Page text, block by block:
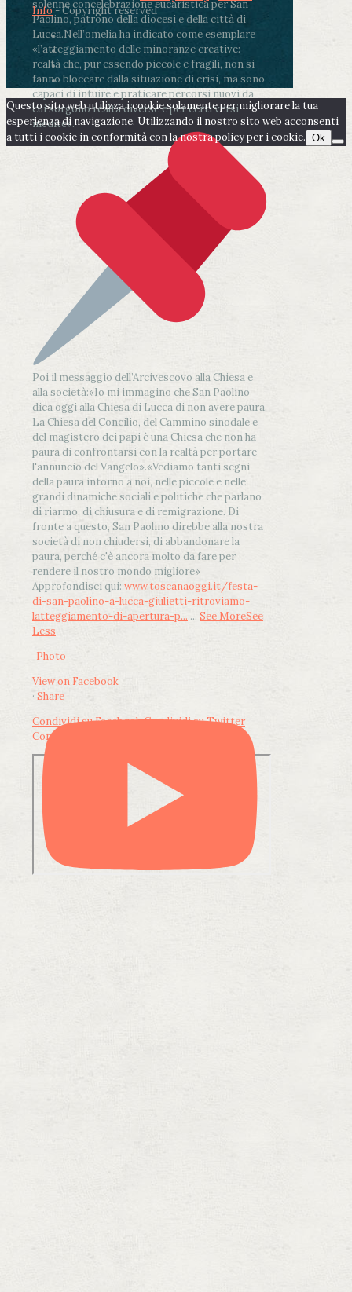
solenne concelebrazione eucaristica per San
Paolino, patrono della diocesi e della città di
Lucca.Nell’omelia ha indicato come esemplare
«l’atteggiamento delle minoranze creative:
realtà che, pur essendo piccole e fragili, non si
fanno bloccare dalla situazione di crisi, ma sono
capaci di intuire e praticare percorsi nuovi da
cui sorgono realtà diverse e per certi versi
inedite».
Poi il messaggio dell’Arcivescovo alla Chiesa e
alla società:«Io mi immagino che San Paolino
dica oggi alla Chiesa di Lucca di non avere paura.
La Chiesa del Concilio, del Cammino sinodale e
del magistero dei papi è una Chiesa che non ha
paura di confrontarsi con la realtà per portare
l'annuncio del Vangelo».«Vediamo tanti segni
della paura intorno a noi, nelle piccole e nelle
grandi dinamiche sociali e politiche che parlano
di riarmo, di chiusura e di remigrazione. Di
fronte a questo, San Paolino direbbe alla nostra
società di non chiudersi, di abbandonare la
paura, perché c'è ancora molto da fare per
rendere il nostro mondo migliore»
Approfondisci qui: www.toscanaoggi.it/festa-
di-san-paolino-a-lucca-giulietti-ritroviamo-
latteggiamento-di-apertura-p... ... See MoreSee
Less
Photo
View on Facebook
· Share
Condividi su FacebookCondividi su Twitter
Condividi su LinkedIn
Info- Copyright reserved
Questo sito web utilizza i cookie solamente per migliorare la tua
esperienza di navigazione. Utilizzando il nostro sito web acconsenti
a tutti i cookie in conformità con la nostra policy per i cookie. Ok